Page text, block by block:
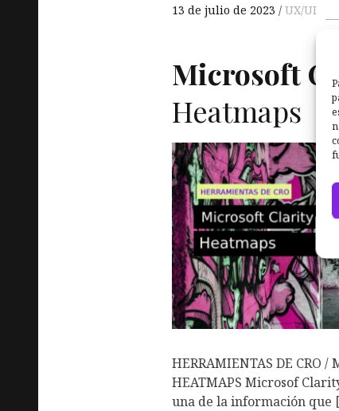
13 de julio de 2023 UX/UI
Microsoft
Heatmaps
HERRAMIENTAS DE CRO /
HEATMAPS Microsof
una de la información que